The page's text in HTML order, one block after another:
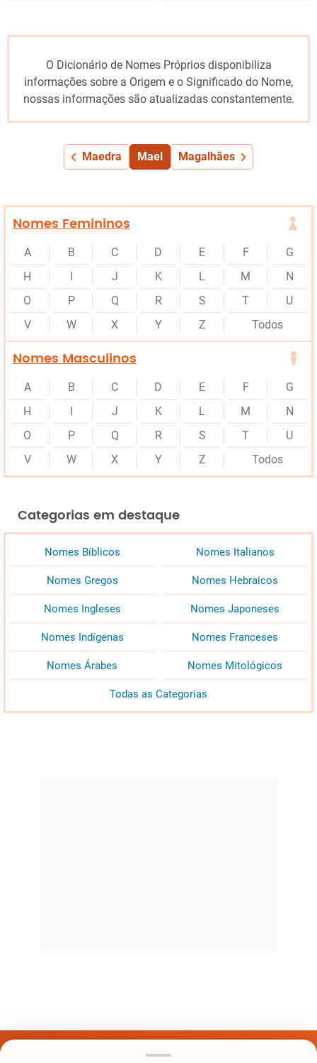
O Dicionário de Nomes Próprios disponibiliza
informações sobre a Origem e o Significado do Nome,
nossas informações são atualizadas constantemente.
Maedra Mael Magalhães
Nomes Femininos
A B C D E F
G
H
J K L M
N
O
P Q R S T
U
V
W X Y Z Todos
Nomes Masculinos
A B C D E F
G
H
J K L M
N
O
P Q R S T
U
V
W X Y Z Todos
Categorias em destaque
Nomes Bíblicos Nomes Italianos
Nomes Gregos Nomes Hebraicos
Nomes Ingleses Nomes Japoneses
Nomes Indígenas Nomes Franceses
Nomes Árabes Nomes Mitológicos
Todas as Categorias